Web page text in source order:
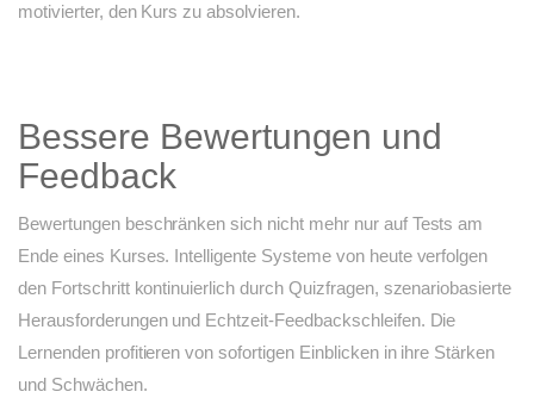
motivierter, den Kurs zu absolvieren.
Bessere Bewertungen und
Feedback
Bewertungen beschränken sich nicht mehr nur auf Tests am
Ende eines Kurses. Intelligente Systeme von heute verfolgen
den Fortschritt kontinuierlich durch Quizfragen, szenariobasierte
Herausforderungen und Echtzeit-Feedbackschleifen. Die
Lernenden profitieren von sofortigen Einblicken in ihre Stärken
und Schwächen.